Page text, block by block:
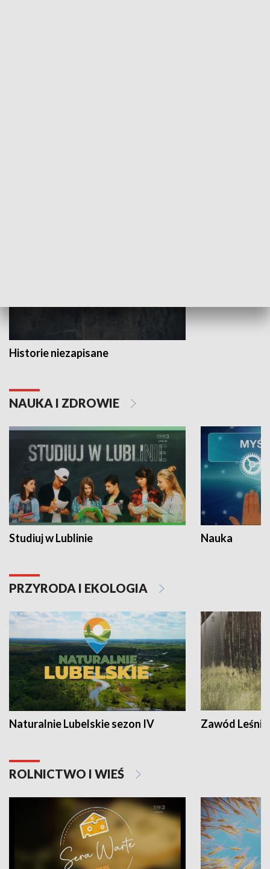
Historie niezapisane
NAUKA I ZDROWIE
Studiuj w Lublinie Nauka
PRZYRODA I EKOLOGIA
Naturalnie Lubelskie sezon IV Zawód Leśnik
ROLNICTWO I WIEŚ